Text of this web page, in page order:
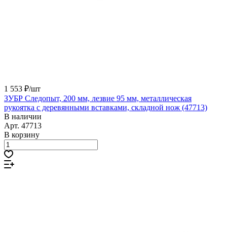
1 553 ₽/шт
ЗУБР Следопыт, 200 мм, лезвие 95 мм, металлическая
рукоятка с деревянными вставками, складной нож (47713)
В наличии
Арт. 47713
В корзину